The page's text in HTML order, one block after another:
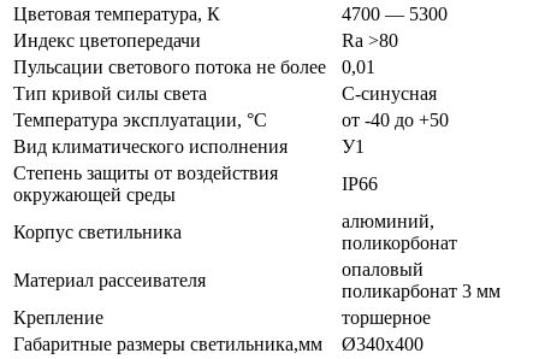
Цветовая температура, К
4700 — 5300
Индекс цветопередачи
Ra >80
Пульсации светового потока не более
0,01
Тип кривой силы света
С-синусная
Температура эксплуатации, °C
от -40 до +50
Вид климатического исполнения
У1
Степень защиты от воздействия
окружающей среды
IP66
Корпус светильника
алюминий,
поликорбонат
Материал рассеивателя
опаловый
поликарбонат 3 мм
Крепление
торшерное
Габаритные размеры светильника,мм
Ø340х400